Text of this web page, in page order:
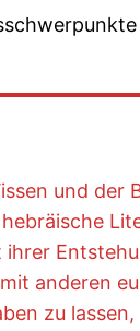
und der
ihrer
anderen
zu